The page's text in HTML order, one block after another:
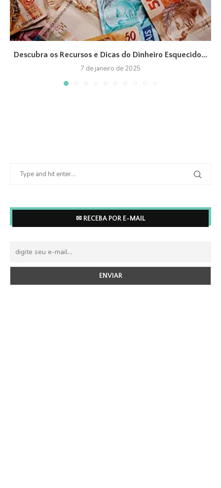
Descubra os Recursos e Dicas do Dinheiro Esquecido...
7 de janeiro de 2025
✉ RECEBA POR E-MAIL